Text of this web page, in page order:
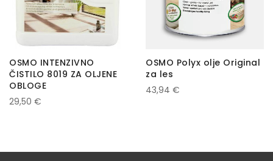
OSMO INTENZIVNO
ČISTILO 8019 ZA OLJENE
OBLOGE
29,50 €
OSMO Polyx olje Original
za les
43,94 €